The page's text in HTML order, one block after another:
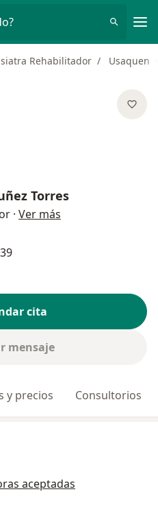
Rehabilitador Usaquen
Torres
· Ver más
cita
mensaje
y precios Consultorios
aceptadas